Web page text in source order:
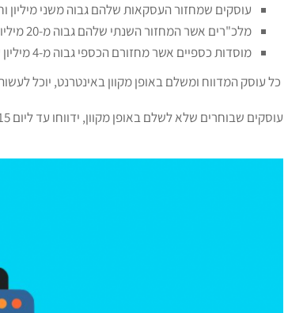
עוסקים שמחזור העסקאות שלהם גבוה משני מיליון
מלכ"רים אשר המחזור השנתי שלהם גבוה מ-20 מיליון ש"ח.
מוסדות כספיים אשר מחזורם הכספי גבוה מ-4 מיליון ש"ח.
כל עוסק המדווח ומשלם באופן מקוון באינטרנט, יוכל לעשות זאת
עוסקים שבוחרים שלא לשלם באופן מקוון, ידווחו עד ליום 15 לחודש.